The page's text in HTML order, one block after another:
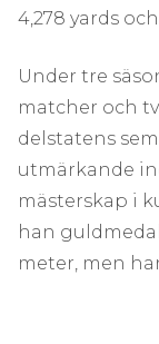
4,278 yards
Under tre
matcher och
delstatens
utmärkande
mästerskap i
han
meter, men